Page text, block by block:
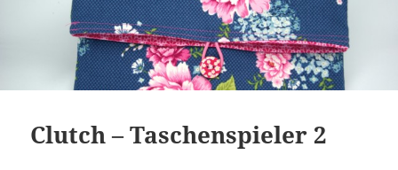
Clutch – Taschenspieler 2